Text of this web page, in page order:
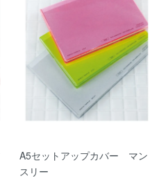
A5セットアップカバー マン
スリー